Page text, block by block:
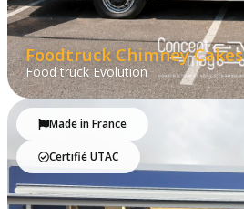
Foodtruck Chimney Cakes
Food truck Evolution
Made in France
Certifié UTAC